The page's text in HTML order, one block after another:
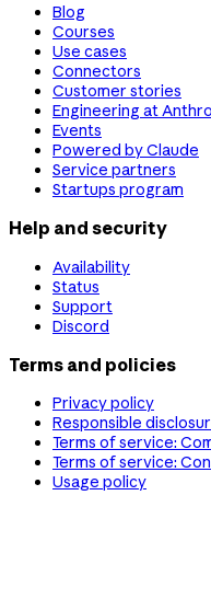
Blog
Courses
Use cases
Connectors
Customer stories
Engineering at
Events
Powered by Claude
Service partners
Startups program
Help and security
Availability
Status
Support
Discord
Terms and policies
Privacy policy
Responsible
Terms of service:
Terms of service:
Usage policy